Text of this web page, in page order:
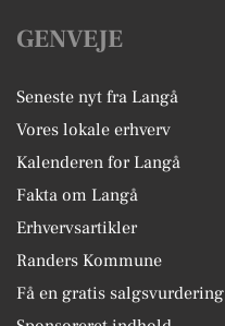
GENVEJE
Seneste nyt fra Langå
Vores lokale erhverv
Kalenderen for Langå
Fakta om Langå
Erhvervsartikler
Randers Kommune
Få en gratis salgsvurdering